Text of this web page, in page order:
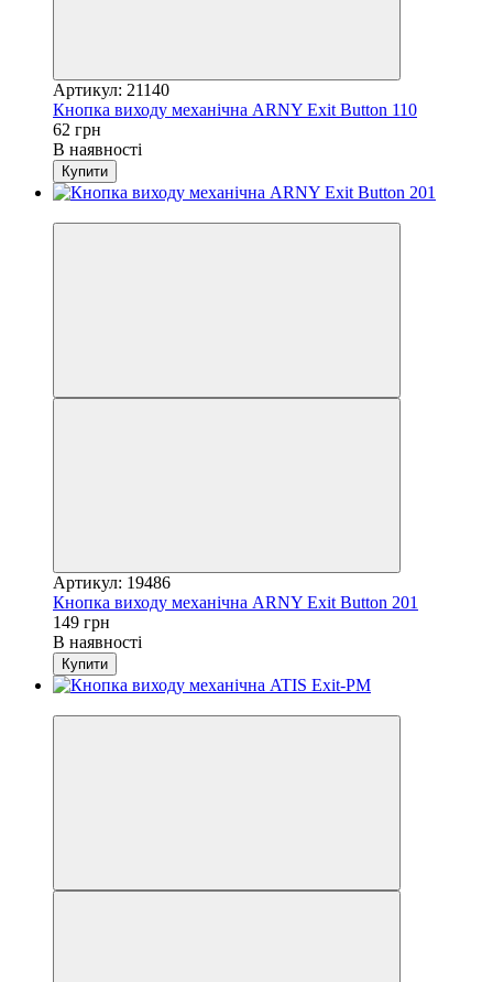
Артикул: 21140
Кнопка виходу механічна ARNY Exit Button 110
62 грн
В наявності
Купити
Артикул: 19486
Кнопка виходу механічна ARNY Exit Button 201
149 грн
В наявності
Купити